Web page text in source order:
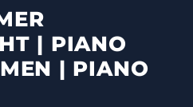
| PIANO
| PIANO